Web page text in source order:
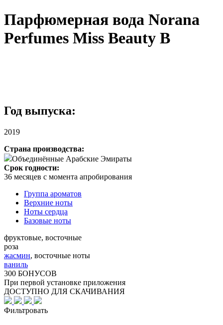
Парфюмерная вода Norana
Perfumes Miss Beauty B
Год выпуска:
2019
Страна производства:
Объединённые Арабские Эмираты
Срок годности:
36 месяцев с момента апробирования
Группа ароматов
Верхние ноты
Ноты сердца
Базовые ноты
фруктовые, восточные
роза
жасмин, восточные ноты
ваниль
300 БОНУСОВ
При первой установке приложения
ДОСТУПНО ДЛЯ СКАЧИВАНИЯ
Фильтровать